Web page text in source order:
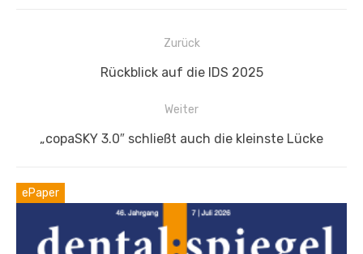
Beitragsnavigation
Zurück
Vorheriger
Rückblick auf die IDS 2025
Weiter
Nächster
„copaSKY 3.0″ schließt auch die kleinste Lücke
ePaper